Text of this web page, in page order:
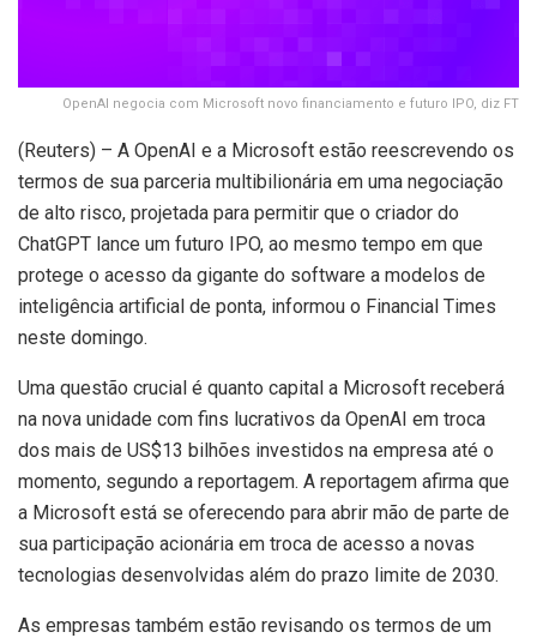
OpenAI negocia com Microsoft novo financiamento e futuro IPO, diz FT
(Reuters) – A OpenAI e a Microsoft estão reescrevendo os
termos de sua parceria multibilionária em uma negociação
de alto risco, projetada para permitir que o criador do
ChatGPT lance um futuro IPO, ao mesmo tempo em que
protege o acesso da gigante do software a modelos de
inteligência artificial de ponta, informou o Financial Times
neste domingo.
Uma questão crucial é quanto capital a Microsoft receberá
na nova unidade com fins lucrativos da OpenAI em troca
dos mais de US$13 bilhões investidos na empresa até o
momento, segundo a reportagem. A reportagem afirma que
a Microsoft está se oferecendo para abrir mão de parte de
sua participação acionária em troca de acesso a novas
tecnologias desenvolvidas além do prazo limite de 2030.
As empresas também estão revisando os termos de um